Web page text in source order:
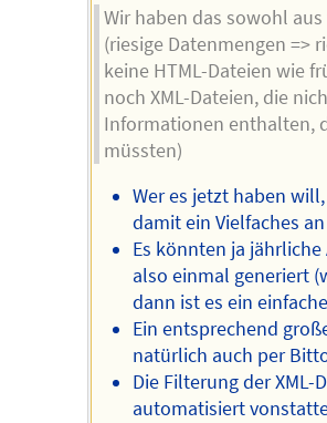
Wir haben das sowohl
(riesige Datenmengen =>
keine HTML-Dateien wie
noch XML-Dateien, die
Informationen enthalten,
müssten)
Wer es jetzt haben
damit ein Vielfaches
Es könnten ja
also einmal generiert
dann ist es ein
Ein entsprechend
natürlich auch per
Die Filterung der XML-
automatisiert